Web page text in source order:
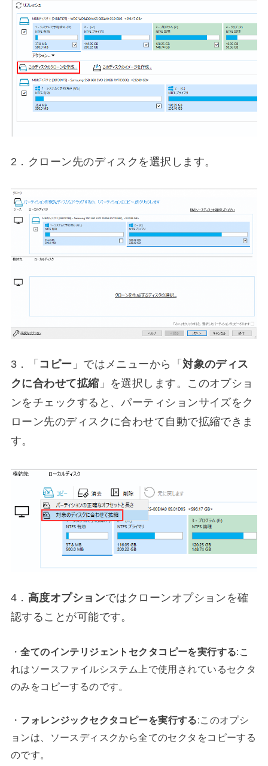
2．クローン先のディスクを選択します。
3．「 コピー 」ではメニューから「対象のディス
クに合わせて拡縮 」を選択します。このオプショ
ンをチェックすると、パーティションサイズをク
ローン先のディスクに合わせて自動で拡縮できま
す。
4． 高度オプションではクローンオプションを確
認することが可能です。
・全てのインテリジェントセクタコピーを実行する:こ
れはソースファイルシステム上で使用されているセクタ
のみをコピーするのです。
・ フォレンジックセクタコピーを実行する:このオプシ
ョンは、ソースディスクから全てのセクタをコピーする
のです。